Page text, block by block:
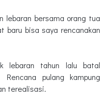
lebaran bersama orang tua
baru bisa saya rencanakan
lebaran tahun lalu batal
Rencana pulang kampung
terealisasi.